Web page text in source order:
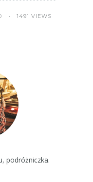
1491 VIEWS
podróżniczka.